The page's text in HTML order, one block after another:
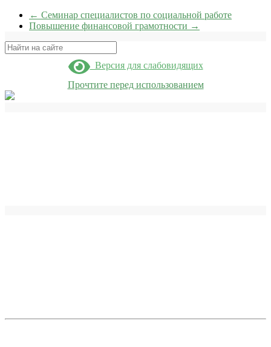
← Семинар специалистов по социальной работе
Повышение финансовой грамотности →
Поиск
Версия для слабовидящих
Прочтите перед использованием